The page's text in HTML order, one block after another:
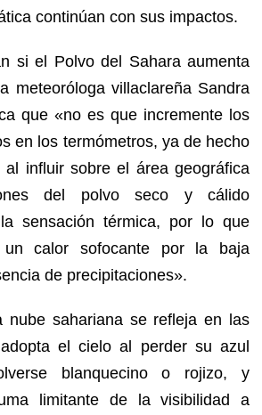
continúan con sus impactos.
si el Polvo del Sahara aumenta
meteoróloga villaclareña Sandra
que «no es que incremente los
en los termómetros, ya de hecho
influir sobre el área geográfica
del polvo seco y cálido
sensación térmica, por lo que
un calor sofocante por la baja
de precipitaciones».
nube sahariana se refleja en las
el cielo al perder su azul
blanquecino o rojizo, y
limitante de la visibilidad a